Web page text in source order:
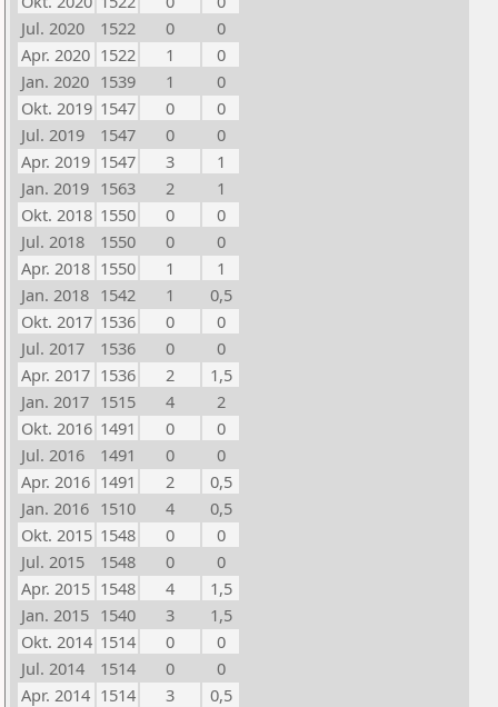
Jul. 2020
1522 0
0
Apr. 2020 1522 1
0
Jan. 2020 1539 1
0
Okt. 2019 1547 0
0
Jul. 2019
1547 0
0
Apr. 2019 1547 3
1
Jan. 2019 1563 2
1
Okt. 2018 1550 0
0
Jul. 2018
1550 0
0
Apr. 2018 1550 1
1
Jan. 2018 1542 1
0,5
Okt. 2017 1536 0
0
Jul. 2017
1536 0
0
Apr. 2017 1536 2
1,5
Jan. 2017 1515 4
2
Okt. 2016 1491 0
0
Jul. 2016
1491 0
0
Apr. 2016 1491 2
0,5
Jan. 2016 1510 4
0,5
Okt. 2015 1548 0
0
Jul. 2015
1548 0
0
Apr. 2015 1548 4
1,5
Jan. 2015 1540 3
1,5
Okt. 2014 1514 0
0
Jul. 2014
1514 0
0
Apr. 2014 1514 3
0,5